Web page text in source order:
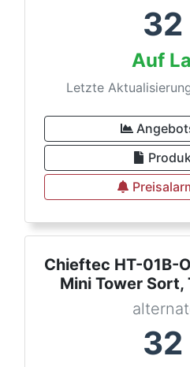
32
Auf
Letzte
Chieftec HT-01B-
Mini Tower
32